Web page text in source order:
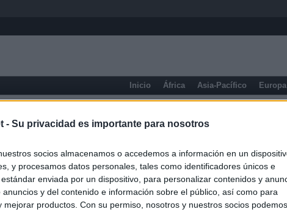
- Su privacidad es importante para nosotros
socios almacenamos o accedemos a información en un
y procesamos datos personales, tales como identificadores únicos e
enviada por un dispositivo, para personalizar contenidos y
anuncios y del contenido e información sobre el público, así como para
mejorar productos. Con su permiso, nosotros y nuestros socios
Inicio África Asia-Pacífico Europa